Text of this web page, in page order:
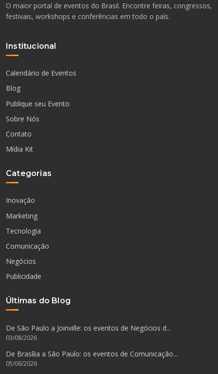
O maior portal de eventos do Brasil. Encontre feiras, congressos,
festivais, workshops e conferências em todo o país.
Institucional
Calendário de Eventos
Blog
Publique seu Evento
Sobre Nós
Contato
Mídia Kit
Categorias
Inovação
Marketing
Tecnologia
Comunicação
Negócios
Publicidade
Últimas do Blog
De São Paulo a Joinville: os eventos de Negócios d...
03/08/2026
De Brasília a São Paulo: os eventos de Comunicação...
05/06/2026